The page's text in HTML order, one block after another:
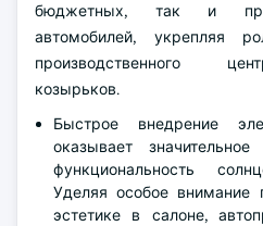
бюджетных, так и
автомобилей, укрепляя
производственного
козырьков.
Быстрое внедрение
оказывает
функциональность
Уделяя особое внимание
эстетике в салоне,